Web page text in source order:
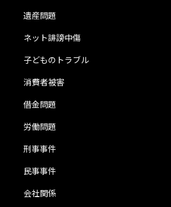
遺産問題
ネット誹謗中傷
子どものトラブル
消費者被害
借金問題
労働問題
刑事事件
民事事件
会社関係